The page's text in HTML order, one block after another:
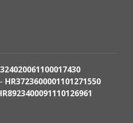
HR3723600001101271550